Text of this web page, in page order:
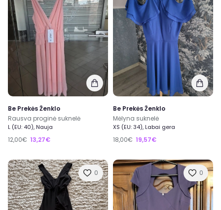
Be Prekės Ženklo
Rausva proginė suknelė
L (EU: 40), Nauja
12,00€ 13,27€
Be Prekės Ženklo
Mėlyna suknelė
XS (EU: 34), Labai gera
18,00€ 19,57€
0 0